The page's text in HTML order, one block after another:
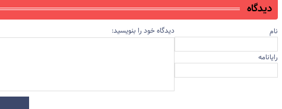
دیدگاه
نام
رایانامه
دیدگاه خود را بنویسید: